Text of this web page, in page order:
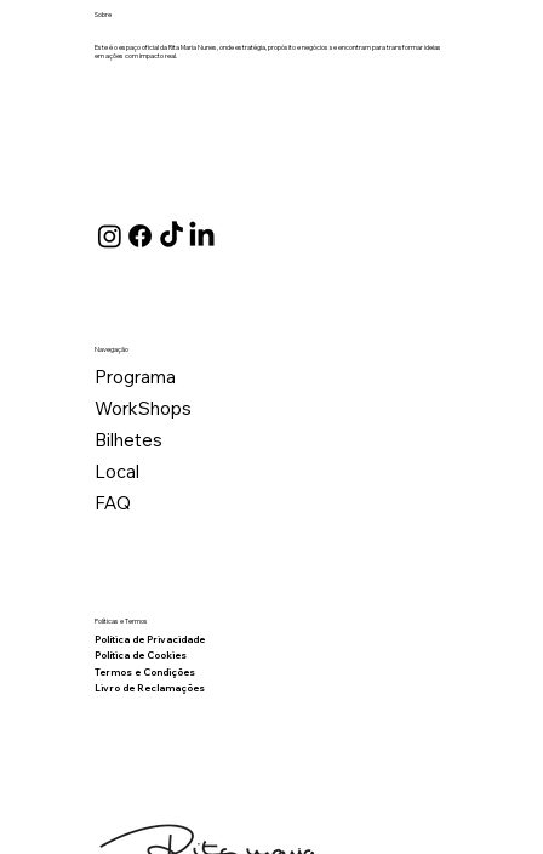
Sobre
Este é o espaço oficial da Rita Maria Nunes, onde estratégia, propósito e negócios se encontram para transformar ideias
em ações com impacto real.
Navegação
Programa
WorkShops
Bilhetes
Local
FAQ
Políticas e Termos
Política de Privacidade
Política de Cookies
Termos e Condições
Livro de Reclamações